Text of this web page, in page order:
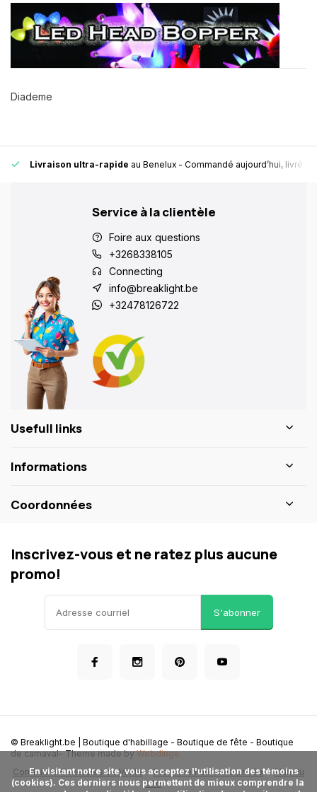
Diademe
Livraison ultra-rapide au Benelux - Commandé aujourd’hui, livré
Service à la clientèle
Foire aux questions
+3268338105
Connecting
info@breaklight.be
+32478126722
Usefull links
Informations
Coordonnées
Inscrivez-vous et ne ratez plus aucune
promo!
S'abonner
Conditions Generales de Vente Protection de la vie privée
Plan du
site
© Breaklight.be | Boutique d'habillage - Boutique de fête - Boutique
de carnaval- Theme made byWebdinge
      En visitant notre site, vous acceptez l'utilisation des témoins
(cookies). Ces derniers nous permettent de mieux comprendre la